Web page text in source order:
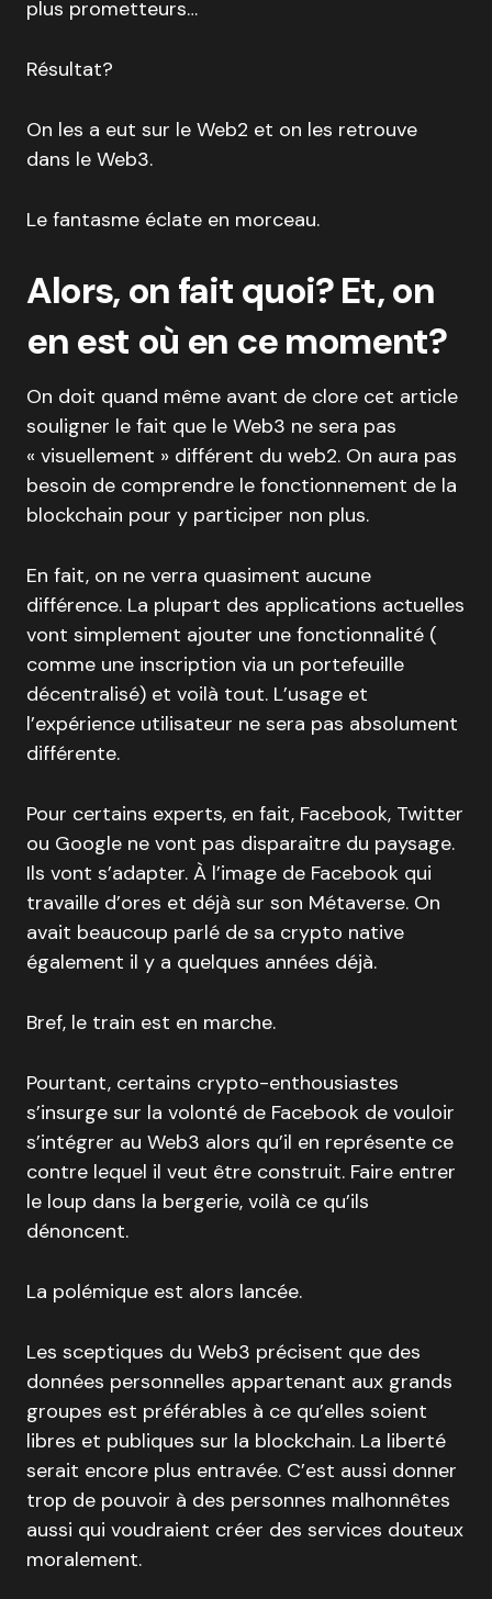
plus prometteurs…
Résultat?
On les a eut sur le Web2 et on les retrouve
dans le Web3.
Le fantasme éclate en morceau.
Alors, on fait quoi? Et, on
en est où en ce moment?
On doit quand même avant de clore cet article
souligner le fait que le Web3 ne sera pas
« visuellement » différent du web2. On aura pas
besoin de comprendre le fonctionnement de la
blockchain pour y participer non plus.
En fait, on ne verra quasiment aucune
différence. La plupart des applications actuelles
vont simplement ajouter une fonctionnalité (
comme une inscription via un portefeuille
décentralisé) et voilà tout. L’usage et
l’expérience utilisateur ne sera pas absolument
différente.
Pour certains experts, en fait, Facebook, Twitter
ou Google ne vont pas disparaitre du paysage.
Ils vont s’adapter. À l’image de Facebook qui
travaille d’ores et déjà sur son Métaverse. On
avait beaucoup parlé de sa crypto native
également il y a quelques années déjà.
Bref, le train est en marche.
Pourtant, certains crypto-enthousiastes
s’insurge sur la volonté de Facebook de vouloir
s’intégrer au Web3 alors qu’il en représente ce
contre lequel il veut être construit. Faire entrer
le loup dans la bergerie, voilà ce qu’ils
dénoncent.
La polémique est alors lancée.
Les sceptiques du Web3 précisent que des
données personnelles appartenant aux grands
groupes est préférables à ce qu’elles soient
libres et publiques sur la blockchain. La liberté
serait encore plus entravée. C’est aussi donner
trop de pouvoir à des personnes malhonnêtes
aussi qui voudraient créer des services douteux
moralement.